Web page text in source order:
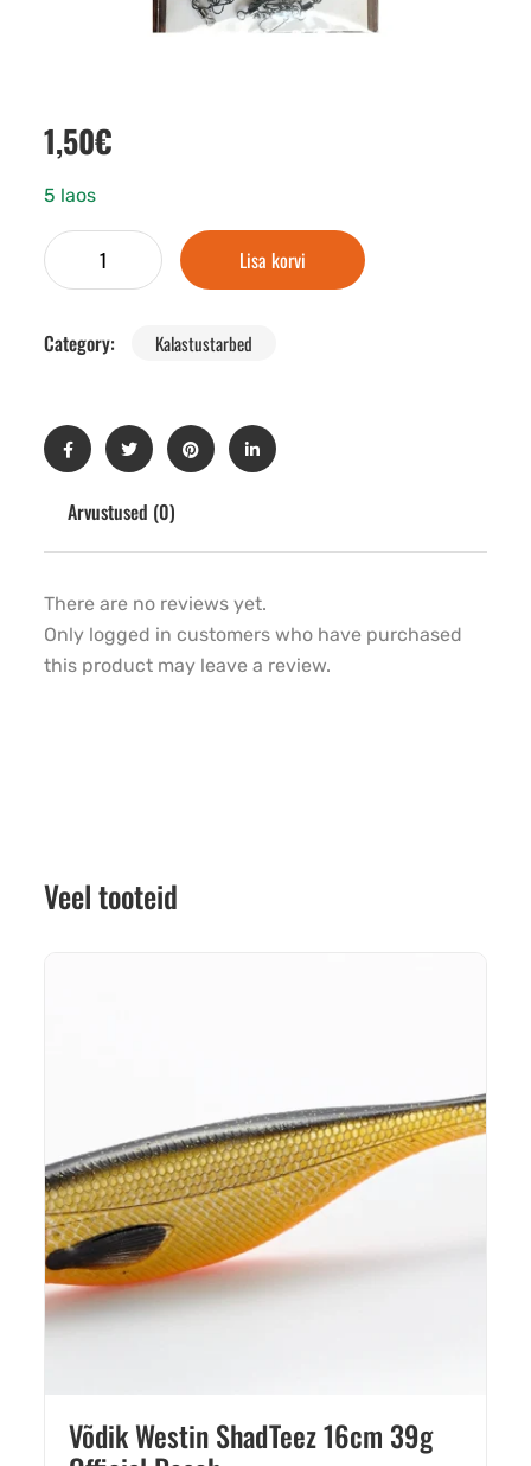
1,50€
5 laos
Lisa korvi
Category: Kalastustarbed
Arvustused (0)
There are no reviews yet.
Only logged in customers who have purchased
this product may leave a review.
Veel tooteid
Võdik Westin ShadTeez 16cm 39g